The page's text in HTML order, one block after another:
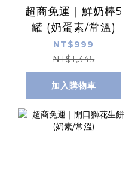
超商免運｜鮮奶棒5
罐 (奶蛋素/常溫)
NT$999
NT$1,345
加入購物車